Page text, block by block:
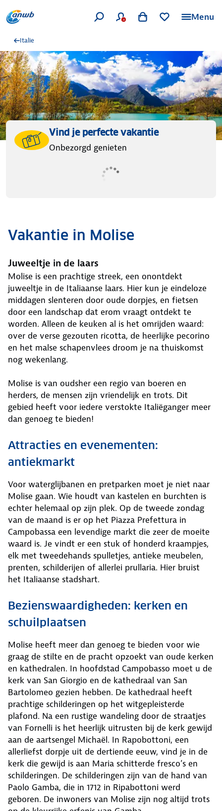
Menu
Italie
Vind je perfecte vakantie
Onbezorgd genieten
Vakantie in Molise
Juweeltje in de laars
Molise is een prachtige streek, een onontdekt
juweeltje in de Italiaanse laars. Hier kun je eindeloze
middagen slenteren door oude dorpjes, en fietsen
door een landschap dat erom vraagt ontdekt te
worden. Alleen de keuken al is het omrijden waard:
over de verse gezouten ricotta, de heerlijke pecorino
en het malse schapenvlees droom je na thuiskomst
nog wekenlang.
Molise is van oudsher een regio van boeren en
herders, de mensen zijn vriendelijk en trots. Dit
gebied heeft voor iedere verstokte Italiëganger meer
dan genoeg te bieden!
Attracties en evenementen:
antiekmarkt
Voor waterglijbanen en pretparken moet je niet naar
Molise gaan. Wie houdt van kastelen en burchten is
echter helemaal op zijn plek. Op de tweede zondag
van de maand is er op het Piazza Prefettura in
Campobassa een levendige markt die zeer de moeite
waard is. Je vindt er een stuk of honderd kraampjes,
elk met tweedehands spulletjes, antieke meubelen,
prenten, schilderijen of allerlei prullaria. Hier bruist
het Italiaanse stadshart.
Bezienswaardigheden: kerken en
schuilplaatsen
Molise heeft meer dan genoeg te bieden voor wie
graag de stilte en de pracht opzoekt van oude kerken
en kathedralen. In hoofdstad Campobasso moet u de
kerk van San Giorgio en de kathedraal van San
Bartolomeo gezien hebben. De kathedraal heeft
prachtige schilderingen op het witgepleisterde
plafond. Na een rustige wandeling door de straatjes
van Fornelli is het heerlijk uitrusten bij de kerk gewijd
aan de aartsengel Michaël. In Rapobottoni, een
allerliefst dorpje uit de dertiende eeuw, vind je in de
kerk die gewijd is aan Maria schitterde fresco’s en
schilderingen. De schilderingen zijn van de hand van
Paolo Gamba, die in 1712 in Ripabottoni werd
geboren. De inwoners van Molise zijn nog altijd trots